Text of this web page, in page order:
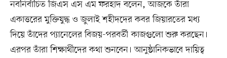
নবনির্বাচিত জিএস এস এম ফরহাদ বলেন, আজকে তাঁরা
একাত্তরের মুক্তিযুদ্ধ ও জুলাই শহীদদের কবর জিয়ারতের মধ্য
দিয়ে তাঁদের প্যানেলের বিজয়-পরবর্তী কাজগুলো শুরু করছেন।
এরপর তাঁরা শিক্ষার্থীদের কথা শুনবেন। আনুষ্ঠানিকভাবে দায়িত্ব